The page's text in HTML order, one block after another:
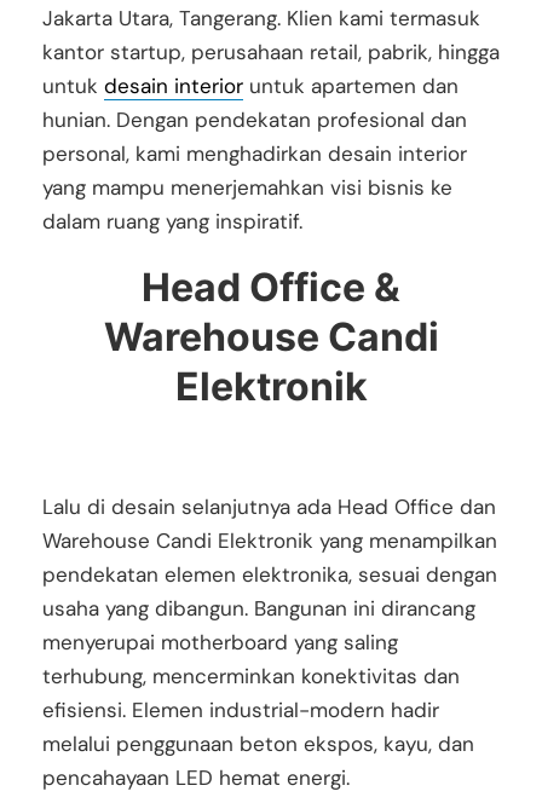
Jakarta Utara, Tangerang. Klien kami termasuk
kantor startup, perusahaan retail, pabrik, hingga
untuk desain interior untuk apartemen dan
hunian. Dengan pendekatan profesional dan
personal, kami menghadirkan desain interior
yang mampu menerjemahkan visi bisnis ke
dalam ruang yang inspiratif.
Head Office &
Warehouse Candi
Elektronik
Lalu di desain selanjutnya ada Head Office dan
Warehouse Candi Elektronik yang menampilkan
pendekatan elemen elektronika, sesuai dengan
usaha yang dibangun. Bangunan ini dirancang
menyerupai motherboard yang saling
terhubung, mencerminkan konektivitas dan
efisiensi. Elemen industrial-modern hadir
melalui penggunaan beton ekspos, kayu, dan
pencahayaan LED hemat energi.